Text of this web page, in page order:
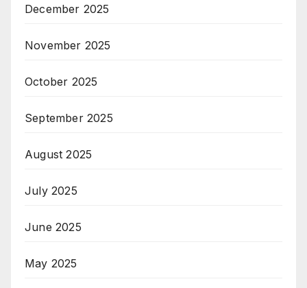
December 2025
November 2025
October 2025
September 2025
August 2025
July 2025
June 2025
May 2025